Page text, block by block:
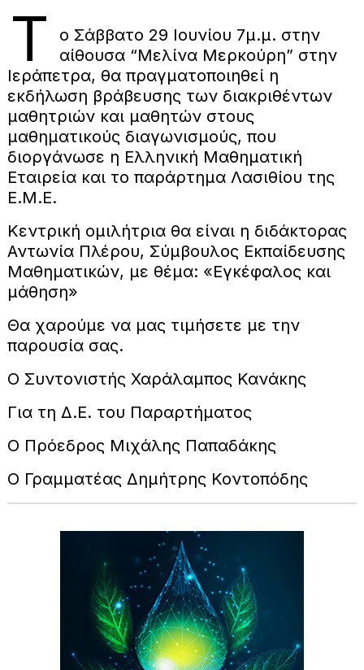
Τ
ο Σάββατο 29 Ιουνίου 7μ.μ. στην
αίθουσα “Μελίνα Μερκούρη” στην
Ιεράπετρα, θα πραγματοποιηθεί η
εκδήλωση βράβευσης των διακριθέντων
μαθητριών και μαθητών στους
μαθηματικούς διαγωνισμούς, που
διοργάνωσε η Ελληνική Μαθηματική
Εταιρεία και το παράρτημα Λασιθίου της
Ε.Μ.Ε.
Κεντρική ομιλήτρια θα είναι η διδάκτορας
Αντωνία Πλέρου, Σύμβουλος Εκπαίδευσης
Μαθηματικών, με θέμα: «Εγκέφαλος και
μάθηση»
Θα χαρούμε να μας τιμήσετε με την
παρουσία σας.
Ο Συντονιστής Χαράλαμπος Κανάκης
Για τη Δ.Ε. του Παραρτήματος
Ο Πρόεδρος Μιχάλης Παπαδάκης
Ο Γραμματέας Δημήτρης Κοντοπόδης